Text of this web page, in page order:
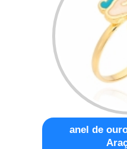
anel de